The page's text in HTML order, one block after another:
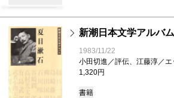
新潮日本文学アル
1983/11/22
小田切進／評伝、江藤淳／エ
1,320円
書籍